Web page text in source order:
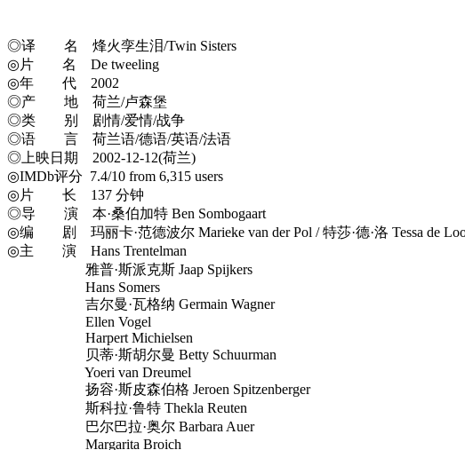
◎译 名 烽火孪生泪/Twin Sisters
◎片 名 De tweeling
◎年 代 2002
◎产 地 荷兰/卢森堡
◎类 别 剧情/爱情/战争
◎语 言 荷兰语/德语/英语/法语
◎上映日期 2002-12-12(荷兰)
◎IMDb评分 7.4/10 from 6,315 users
◎片 长 137 分钟
◎导 演 本·桑伯加特 Ben Sombogaart
◎编 剧 玛丽卡·范德波尔 Marieke van der Pol / 特莎·德·洛 Tessa de
◎主 演 Hans Trentelman
雅普·斯派克斯 Jaap Spijkers
Hans Somers
吉尔曼·瓦格纳 Germain Wagner
Ellen Vogel
Harpert Michielsen
贝蒂·斯胡尔曼 Betty Schuurman
Yoeri van Dreumel
扬容·斯皮森伯格 Jeroen Spitzenberger
斯科拉·鲁特 Thekla Reuten
巴尔巴拉·奥尔 Barbara Auer
Margarita Broich